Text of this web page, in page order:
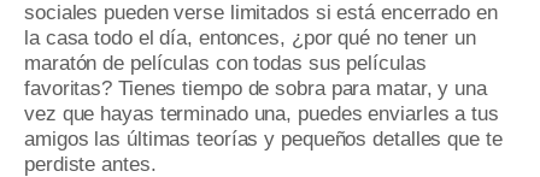
sociales pueden verse limitados si está encerrado en
la casa todo el día, entonces, ¿por qué no tener un
maratón de películas con todas sus películas
favoritas? Tienes tiempo de sobra para matar, y una
vez que hayas terminado una, puedes enviarles a tus
amigos las últimas teorías y pequeños detalles que te
perdiste antes.